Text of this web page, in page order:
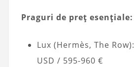
Praguri de preț esențiale:
Lux (Hermès, The
USD / 595-960 €